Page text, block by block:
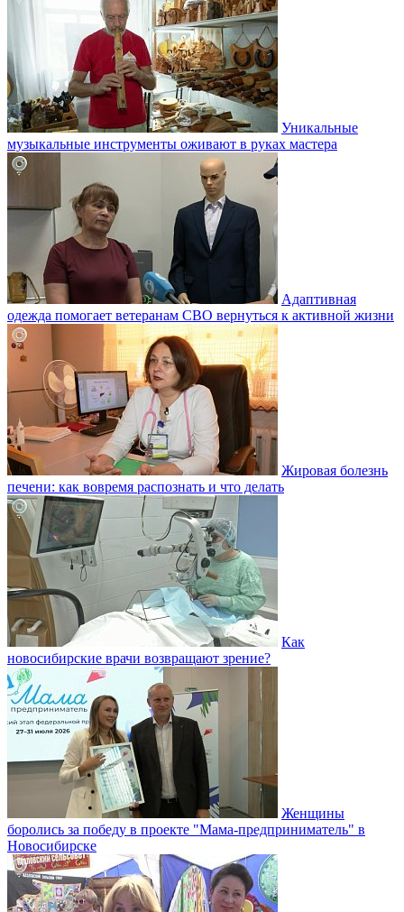
Уникальные
музыкальные инструменты оживают в руках мастера
Адаптивная
одежда помогает ветеранам СВО вернуться к активной жизни
Жировая болезнь
печени: как вовремя распознать и что делать
Как
новосибирские врачи возвращают зрение?
Женщины
боролись за победу в проекте "Мама-предприниматель" в
Новосибирске